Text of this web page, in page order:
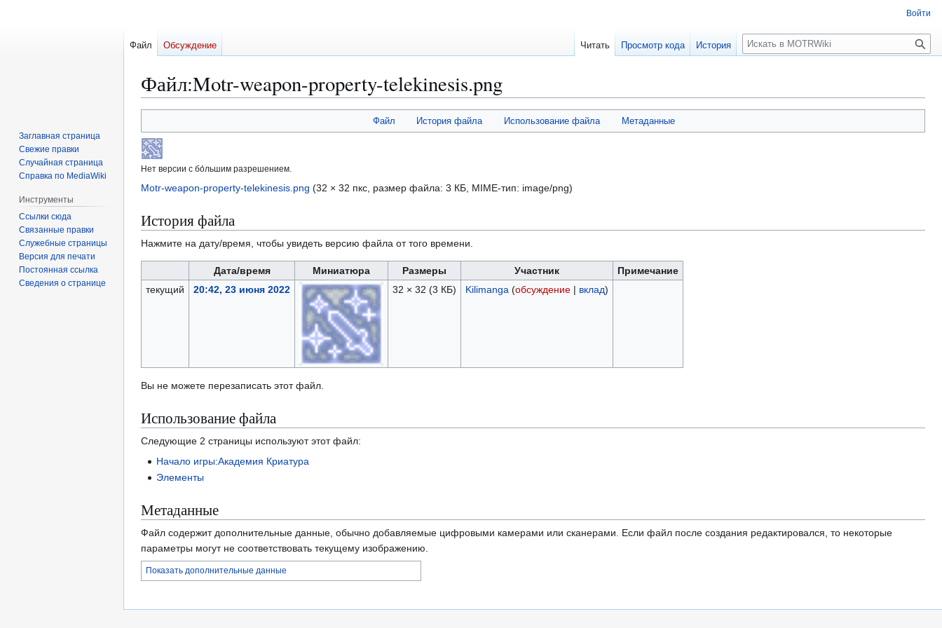
Файл:Motr-weapon-property-telekinesis.png
к
навигации
к
поиску
Файл История файла Использование файла Метаданные
Нет версии с бо́льшим разрешением.
Motr-weapon-property-telekinesis.png (32 × 32 пкс, размер файла: 3 КБ, MIME-тип: image/png)
История файла
Нажмите на дату/время, чтобы увидеть версию файла от того времени.
Дата/время Миниатюра Размеры Участник
Примечание
текущий
20:42, 23 июня 2022 32 × 32 (3 КБ) Kilimanga (обсуждение| вклад)
Вы не можете перезаписать этот файл.
Использование файла
Следующие 2 страницы используют этот файл:
Начало игры:Академия Криатура
Элементы
Метаданные
Файл содержит дополнительные данные, обычно добавляемые цифровыми камерами или сканерами. Если файл после создания редактировался, то некоторые
параметры могут не соответствовать текущему изображению.
Показать дополнительные данные
Войти
Файл Обсуждение Читать Просмотр кода История
П
о
к
Заглавная страница
Свежие правки
Случайная страница
Справка по MediaWiki
Инструменты
Ссылки сюда
Связанные правки
Служебные страницы
Версия для печати
Постоянная ссылка
Сведения о странице